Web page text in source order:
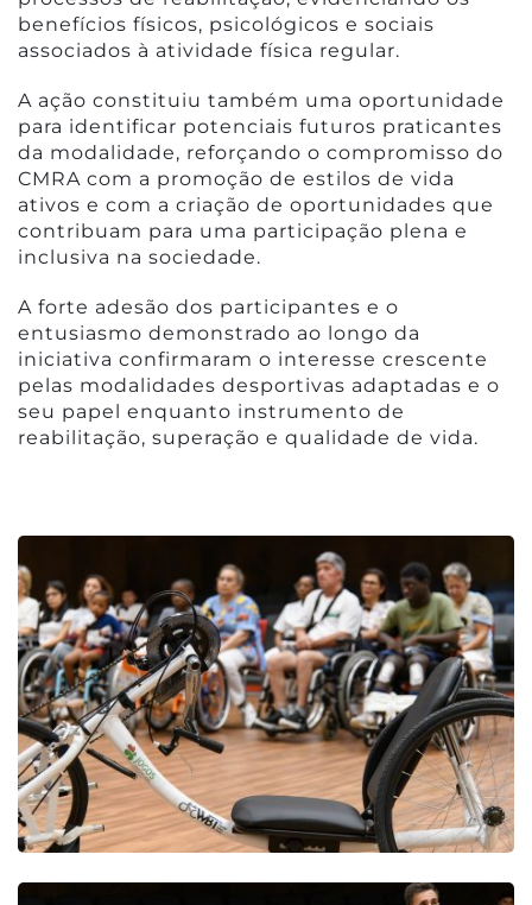
benefícios físicos, psicológicos e sociais
associados à atividade física regular.
A ação constituiu também uma oportunidade
para identificar potenciais futuros praticantes
da modalidade, reforçando o compromisso do
CMRA com a promoção de estilos de vida
ativos e com a criação de oportunidades que
contribuam para uma participação plena e
inclusiva na sociedade.
A forte adesão dos participantes e o
entusiasmo demonstrado ao longo da
iniciativa confirmaram o interesse crescente
pelas modalidades desportivas adaptadas e o
seu papel enquanto instrumento de
reabilitação, superação e qualidade de vida.